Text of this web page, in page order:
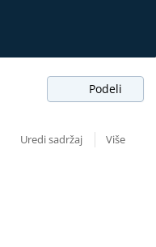
Podeli
Uredi sadržaj
Više